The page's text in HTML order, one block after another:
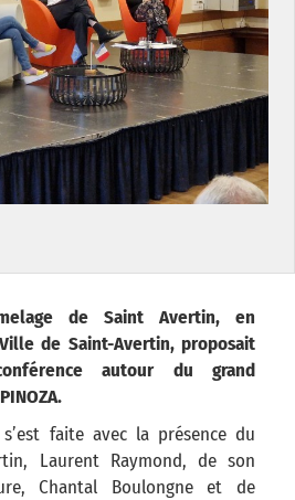
de Saint Avertin, en
de Saint-Avertin, proposait
autour du grand
faite avec la présence du
Laurent Raymond, de son
Chantal Boulongne et de